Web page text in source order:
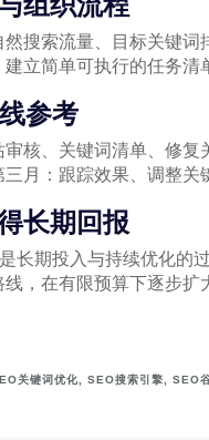
搜索流量、目标关键
立简单可执行的任务清
参考
核、关键词清单、修
月：跟踪效果、调整关
长期回报
长期投入与持续优化的
，在有限预算下逐步扩
关键词优化, SEO搜索引擎, SEO